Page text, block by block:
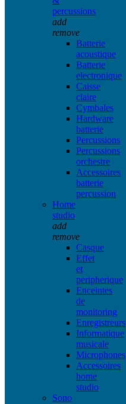
percussions
add
remove
Batterie
acoustique
Batterie
electronique
Caisse
claire
Cymbales
Hardware
batterie
Percussions
Percussions
orchestre
Accessoires
batterie
percussion
Home
studio
add
remove
Casque
Effet
et
peripherique
Enceintes
de
monitoring
Enregistreurs
Informatique
musicale
Microphones
Accessoires
home
studio
Sono